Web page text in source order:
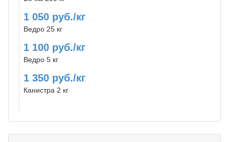
1 050 руб./кг
Ведро 25 кг
1 100 руб./кг
Ведро 5 кг
1 350 руб./кг
Канистра 2 кг